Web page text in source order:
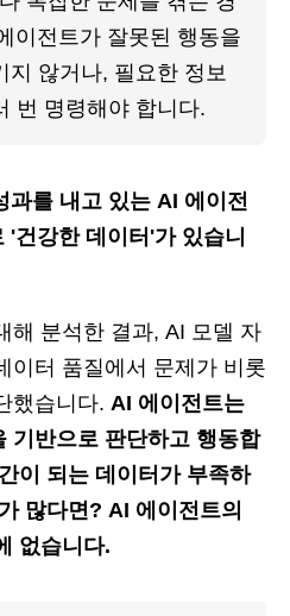
이전트가 잘못된 행동을
지 않거나, 필요한 정보
번 명령해야 합니다.
과를 내고 있는 AI 에이전
'건강한 데이터'가 있습니
해 분석한 결과, AI 모델 자
이터 품질에서 문제가 비롯
했습니다. AI 에이전트는
기반으로 판단하고 행동합
이 되는 데이터가 부족하
많다면? AI 에이전트의
없습니다.